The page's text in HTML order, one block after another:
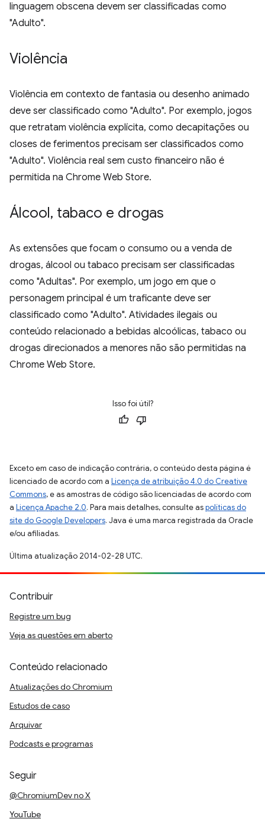
linguagem obscena devem ser classificadas como
"Adulto".
Violência
Violência em contexto de fantasia ou desenho animado
deve ser classificado como "Adulto". Por exemplo, jogos
que retratam violência explícita, como decapitações ou
closes de ferimentos precisam ser classificados como
"Adulto". Violência real sem custo financeiro não é
permitida na Chrome Web Store.
Álcool, tabaco e drogas
As extensões que focam o consumo ou a venda de
drogas, álcool ou tabaco precisam ser classificadas
como "Adultas". Por exemplo, um jogo em que o
personagem principal é um traficante deve ser
classificado como "Adulto". Atividades ilegais ou
conteúdo relacionado a bebidas alcoólicas, tabaco ou
drogas direcionados a menores não são permitidas na
Chrome Web Store.
Isso foi útil?
Exceto em caso de indicação contrária, o conteúdo desta página é
licenciado de acordo com a Licença de atribuição 4.0 do Creative
Commons, e as amostras de código são licenciadas de acordo com
a Licença Apache 2.0. Para mais detalhes, consulte aspolíticas do
site do Google Developers. Java é uma marca registrada da Oracle
e/ou afiliadas.
Última atualização 2014-02-28 UTC.
Contribuir
Registre um bug
Veja as questões em aberto
Conteúdo relacionado
Atualizações do Chromium
Estudos de caso
Arquivar
Podcasts e programas
Seguir
@ChromiumDev no X
YouTube